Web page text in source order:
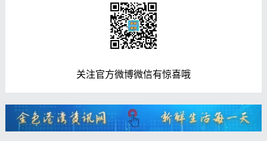
关注官方微博微信有惊喜哦